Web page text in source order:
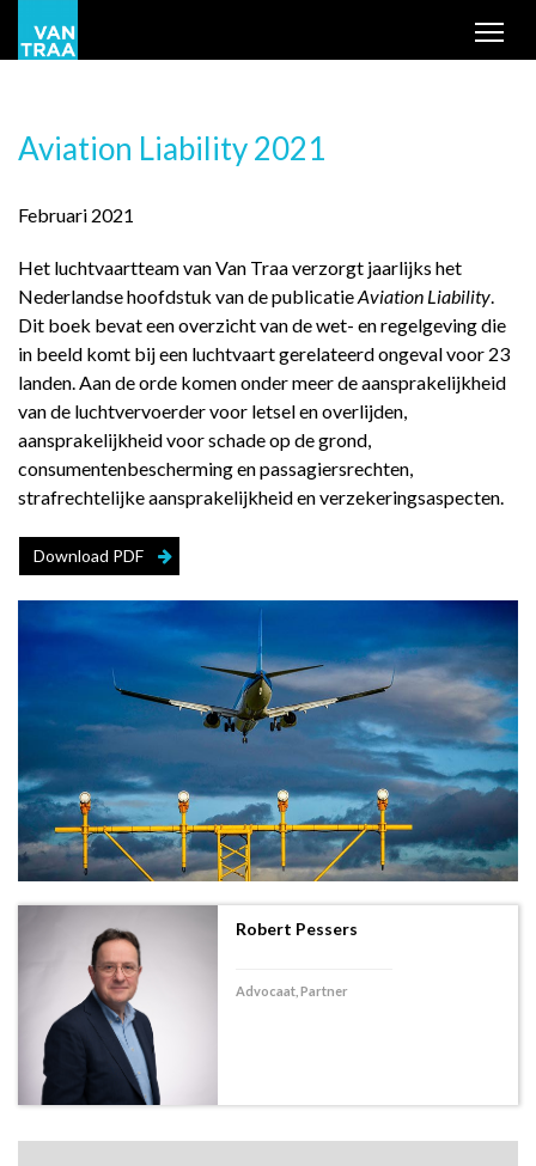
Aviation Liability 2021
Februari 2021
Het luchtvaartteam van Van Traa verzorgt jaarlijks het
Nederlandse hoofdstuk van de publicatieAviation Liability.
Dit boek bevat een overzicht van de wet- en regelgeving die
in beeld komt bij een luchtvaart gerelateerd ongeval voor 23
landen. Aan de orde komen onder meer de aansprakelijkheid
van de luchtvervoerder voor letsel en overlijden,
aansprakelijkheid voor schade op de grond,
consumentenbescherming en passagiersrechten,
strafrechtelijke aansprakelijkheid en verzekeringsaspecten.
Download PDF
Robert Pessers
Advocaat, Partner